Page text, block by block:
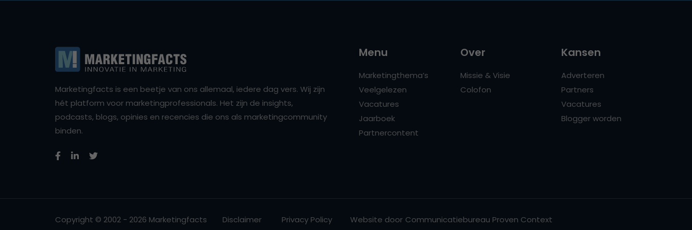
Marketingfacts is een beetje van ons allemaal, iedere dag vers. Wij zijn
hét platform voor marketingprofessionals. Het zijn de insights,
podcasts, blogs, opinies en recencies die ons als marketingcommunity
binden.
Menu
Marketingthema’s
Veelgelezen
Vacatures
Jaarboek
Partnercontent
Over
Missie & Visie
Colofon
Kansen
Adverteren
Partners
Vacatures
Blogger worden
Copyright © 2002 - 2026 Marketingfacts Disclaimer Privacy Policy Website door Communicatiebureau Proven Context